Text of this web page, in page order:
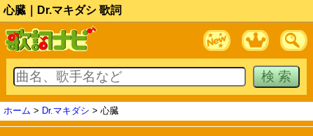
心臓｜Dr.マキダシ 歌詞
ホーム > Dr.マキダシ > 心臓